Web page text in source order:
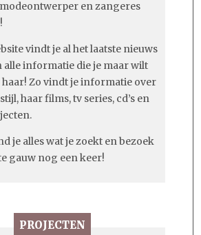
en zangeres
vindt je al het laatste nieuws
alle informatie die je maar wilt
Zo vindt je informatie over
haar films, tv series, cd’s en
je alles wat je zoekt en bezoek
gauw nog een keer!
PROJECTEN